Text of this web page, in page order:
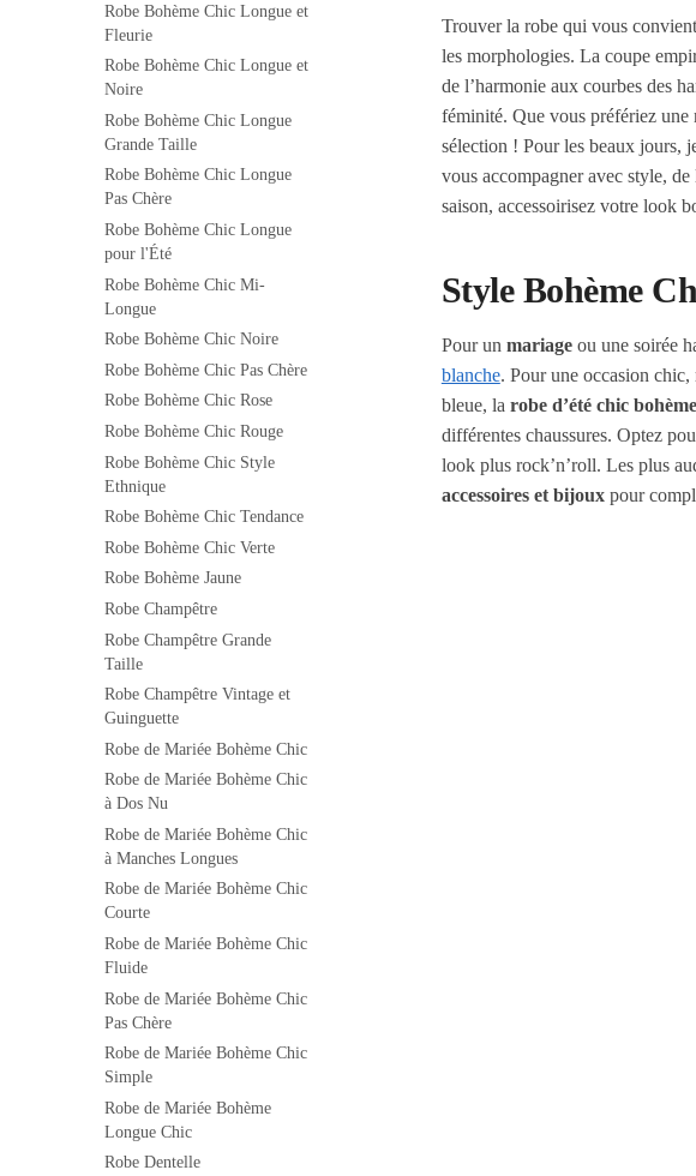
Trouver la robe qui vous
les morphologies. La coupe
de l’harmonie aux courbes des
féminité. Que vous préfériez
sélection ! Pour les beaux jours,
vous accompagner avec style,
saison, accessoirisez votre look
Style Bohème
Pour un mariageou une soirée
blanche. Pour une occasion
bleue, la robe d’été chic bohème
différentes chaussures. Optez
look plus rock’n’roll. Les plus
accessoires et bijouxpour
Robe Bohème Chic Longue et
Fleurie
Robe Bohème Chic Longue et
Noire
Robe Bohème Chic Longue
Grande Taille
Robe Bohème Chic Longue
Pas Chère
Robe Bohème Chic Longue
pour l'Été
Robe Bohème Chic Mi-
Longue
Robe Bohème Chic Noire
Robe Bohème Chic Pas Chère
Robe Bohème Chic Rose
Robe Bohème Chic Rouge
Robe Bohème Chic Style
Ethnique
Robe Bohème Chic Tendance
Robe Bohème Chic Verte
Robe Bohème Jaune
Robe Champêtre
Robe Champêtre Grande
Taille
Robe Champêtre Vintage et
Guinguette
Robe de Mariée Bohème Chic
Robe de Mariée Bohème Chic
à Dos Nu
Robe de Mariée Bohème Chic
à Manches Longues
Robe de Mariée Bohème Chic
Courte
Robe de Mariée Bohème Chic
Fluide
Robe de Mariée Bohème Chic
Pas Chère
Robe de Mariée Bohème Chic
Simple
Robe de Mariée Bohème
Longue Chic
Robe Dentelle